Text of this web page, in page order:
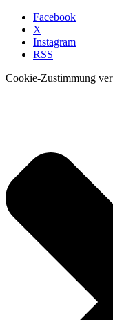
Facebook
X
Instagram
RSS
Cookie-Zustimmung